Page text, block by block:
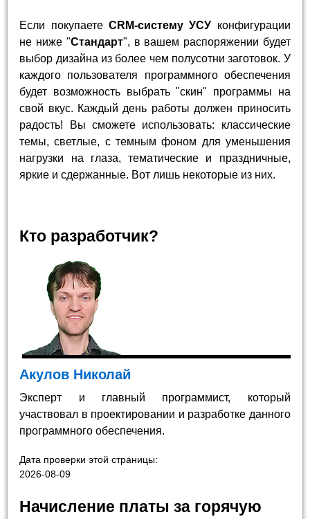
Если покупаете CRM-систему УСУ конфигурации
не ниже "Стандарт", в вашем распоряжении будет
выбор дизайна из более чем полусотни заготовок. У
каждого пользователя программного обеспечения
будет возможность выбрать "скин" программы на
свой вкус. Каждый день работы должен приносить
радость! Вы сможете использовать: классические
темы, светлые, с темным фоном для уменьшения
нагрузки на глаза, тематические и праздничные,
яркие и сдержанные. Вот лишь некоторые из них.
Кто разработчик?
Акулов Николай
Эксперт и главный программист, который
участвовал в проектировании и разработке данного
программного обеспечения.
Дата проверки этой страницы:
2026-08-09
Начисление платы за горячую